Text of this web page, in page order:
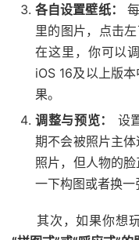
各自设置壁纸：
里的图片，点击左
在这里，你可以
iOS 16及以上版
果。
调整与预览：
设
期不会被照片主
照片，但人物的
一下构图或者换一
其次，如果你想